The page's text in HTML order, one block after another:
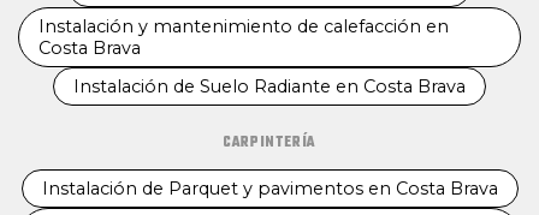
Instalación y mantenimiento de calefacción en
Costa Brava
Instalación de Suelo Radiante en Costa Brava
CARPINTERÍA
Instalación de Parquet y pavimentos en Costa Brava